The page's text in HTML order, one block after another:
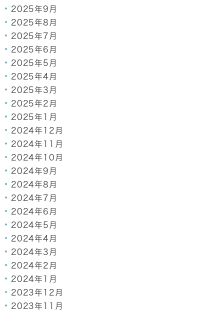
2025年9月
2025年8月
2025年7月
2025年6月
2025年5月
2025年4月
2025年3月
2025年2月
2025年1月
2024年12月
2024年11月
2024年10月
2024年9月
2024年8月
2024年7月
2024年6月
2024年5月
2024年4月
2024年3月
2024年2月
2024年1月
2023年12月
2023年11月